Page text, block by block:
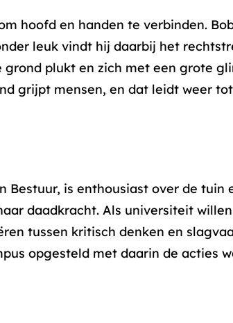
hoofd en handen te verbinden. Bob
leuk vindt hij daarbij het
plukt en zich met een grote
grijpt mensen, en dat leidt weer
Bestuur, is enthousiast over de tuin
daadkracht. Als universiteit
tussen kritisch denken en
opgesteld met daarin de acties